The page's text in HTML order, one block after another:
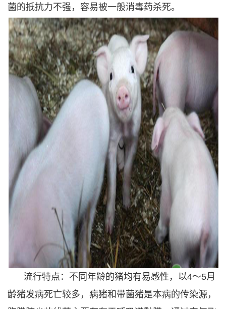
菌的抵抗力不强，容易被一般消毒药杀死。
流行特点：不同年龄的猪均有易感性，以4～5月
龄猪发病死亡较多，病猪和带菌猪是本病的传染源，